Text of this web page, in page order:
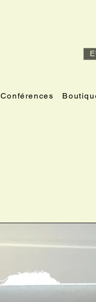
Conférences